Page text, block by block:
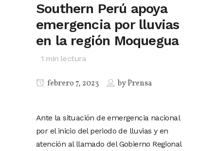
Southern Perú apoya
emergencia por lluvias
en la región Moquegua
1 min lectura
febrero 7, 2023 byPrensa
Ante la situación de emergencia nacional
por el inicio del periodo de lluvias y en
atención al llamado del Gobierno Regional